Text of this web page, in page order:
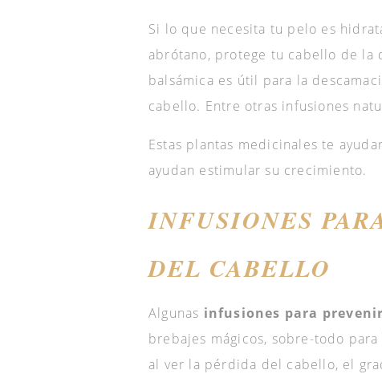
Si lo que necesita tu pelo es
abrótano, protege tu cabello de la
balsámica es útil para la
cabello. Entre otras infusiones
Estas plantas medicinales te
ayudan estimular su crecimiento.
INFUSIONES
DEL CABELLO
Algunas infusiones para
brebajes mágicos, sobre-todo
al ver la pérdida del cabello, el